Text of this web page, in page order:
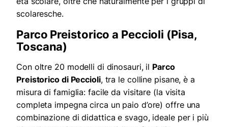
scolaresche.
Parco Preistorico a Peccioli (Pisa,
Toscana)
Con oltre 20 modelli di dinosauri, il Parco
Preistorico di Peccioli, tra le colline pisane, è a
misura di famiglia: facile da visitare (la visita
completa impegna circa un paio d’ore) offre una
combinazione di didattica e svago, ideale per i più